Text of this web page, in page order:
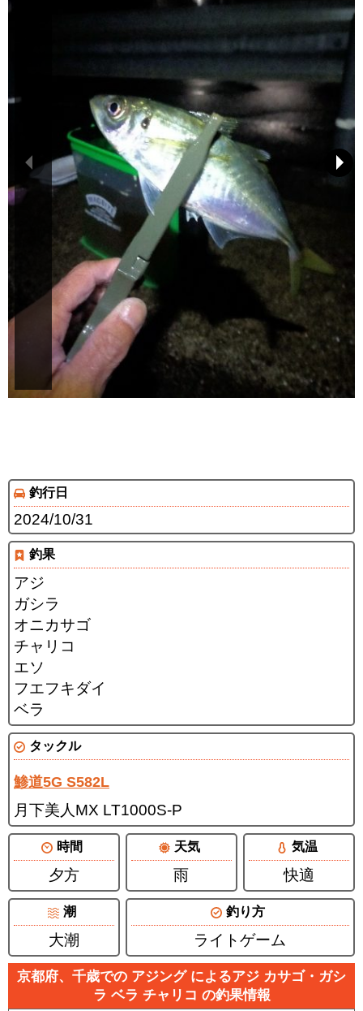
釣行日
2024/10/31
釣果
アジ
ガシラ
オニカサゴ
チャリコ
エソ
フエフキダイ
ベラ
タックル
鯵道5G S582L
月下美人MX LT1000S-P
時間
夕方
天気
雨
気温
快適
潮
大潮
釣り方
ライトゲーム
京都府、千歳での アジング によるアジ カサゴ・ガシ
ラ ベラ チャリコ の釣果情報